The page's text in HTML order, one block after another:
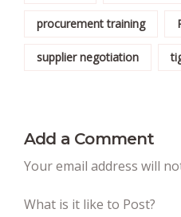
procurement training
supplier negotiation
Add a Comment
Your email address will
What is it like to Post?